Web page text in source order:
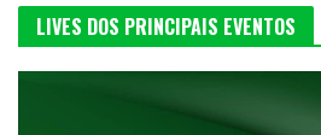
LIVES DOS PRINCIPAIS EVENTOS